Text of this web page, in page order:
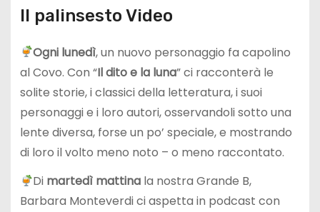
Il palinsesto Video
Ogni lunedì, un nuovo personaggio fa capolino
al Covo. Con “Il dito e la luna” ci racconterà le
solite storie, i classici della letteratura, i suoi
personaggi e i loro autori, osservandoli sotto una
lente diversa, forse un po’ speciale, e mostrando
di loro il volto meno noto – o meno raccontato.
Di martedì mattina la nostra Grande B,
Barbara Monteverdi ci aspetta in podcast con